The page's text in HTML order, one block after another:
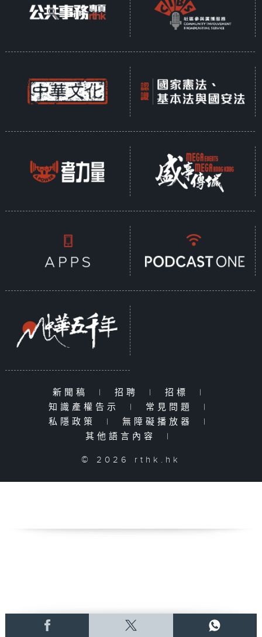
新聞稿 | 招聘 | 招標
|
知識產權告示
| 常見問題
|
私隱政策
| 無障礙播放器
|
其他語言內容
|
© 2026 rthk.hk